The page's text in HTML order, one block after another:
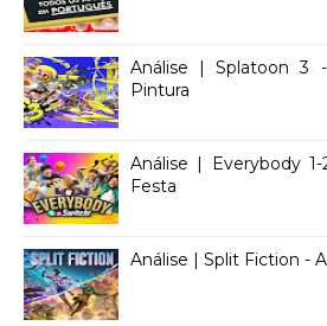
Análise | Splatoon 3
Pintura
Análise | Everybody
Festa
Análise | Split Fiction -